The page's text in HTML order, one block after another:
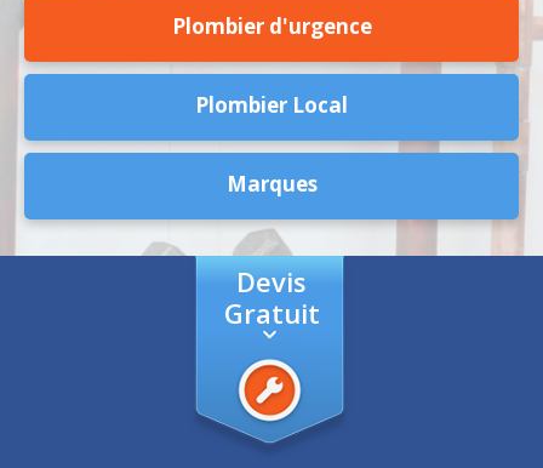
Plombier d'urgence
Plombier Local
Marques
Devis
Gratuit